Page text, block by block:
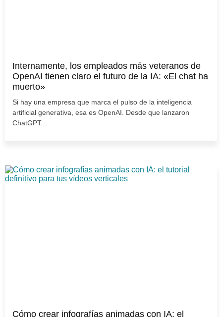
Internamente, los empleados más veteranos de
OpenAI tienen claro el futuro de la IA: «El chat ha
muerto»
Si hay una empresa que marca el pulso de la inteligencia
artificial generativa, esa es OpenAI. Desde que lanzaron
ChatGPT...
Cómo crear infografías animadas con IA: el